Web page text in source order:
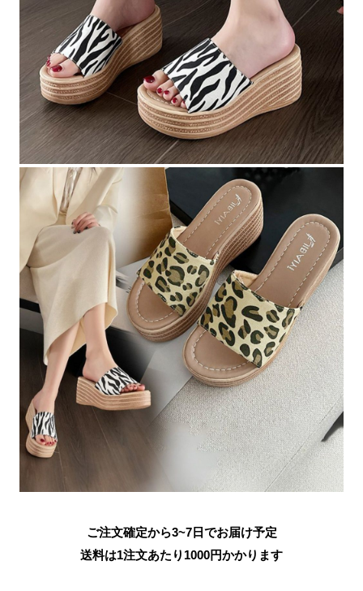
ご注文確定から3~7日でお届け予定
送料は1注文あたり 1000円かかります